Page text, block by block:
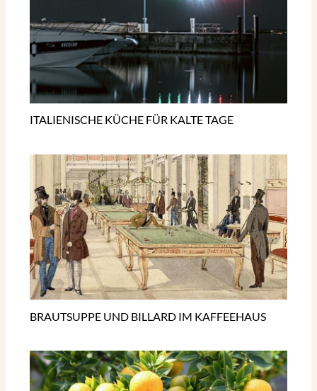
ITALIENISCHE KÜCHE FÜR KALTE TAGE
BRAUTSUPPE UND BILLARD IM KAFFEEHAUS